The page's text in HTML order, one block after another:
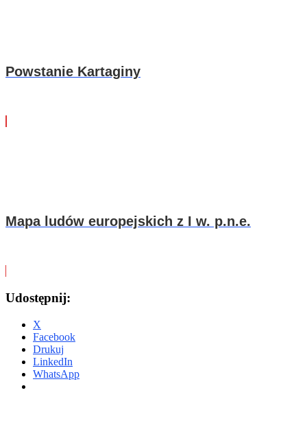
Powstanie Kartaginy
Mapa ludów europejskich z I w. p.n.e.
Udostępnij:
X
Facebook
Drukuj
LinkedIn
WhatsApp